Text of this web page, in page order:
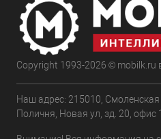
Copyright 1993-2026 © mobilk.ru
Наш адрес: 215010, Смоленская
Поличня, Новая ул, зд. 20, офис 1